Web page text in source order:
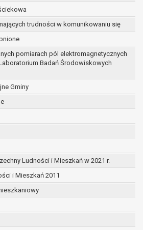
trudności w komunikowaniu się
pomiarach pól elektromagnetycznych
Badań Środowiskowych
Gminy
Ludności i Mieszkań w 2021 r.
i Mieszkań 2011
okres niezbędny do realizacji
a po tym czasie w zakresie
przepisy prawa lub dla
ewentualnych roszczeń, a w
zgody na przetwarzanie
i rozliczeniu umowy, do
tej zgody.
umów o dofinansowanie
momentu pozyskania
są przez okres wynikający z
zawartej między
określoną instytucją, trwałości
i konieczności zachowania
do celów kontrolnych.
przez
osobowych przysługuje
do treści danych oraz
ich kopii na podstawie art. 15